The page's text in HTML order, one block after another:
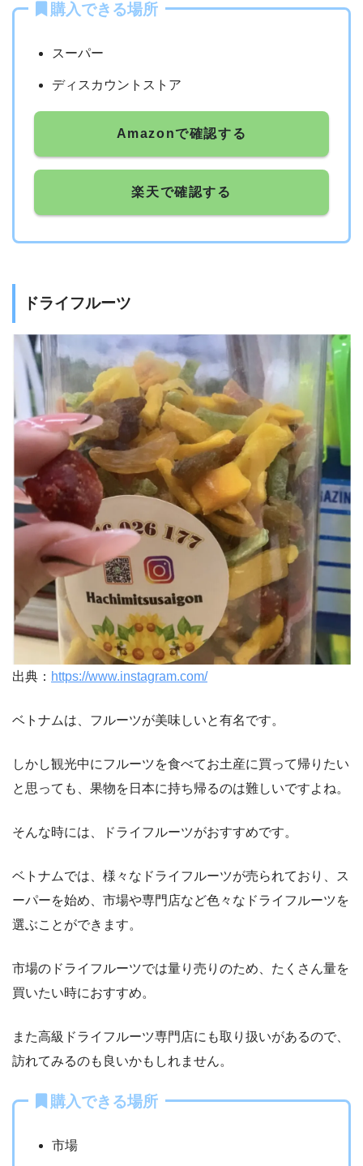
購入できる場所
スーパー
ディスカウントストア
Amazonで確認する
楽天で確認する
ドライフルーツ
出典： https://www.instagram.com/
ベトナムは、フルーツが美味しいと有名です。
しかし観光中にフルーツを食べてお土産に買って帰りたい
と思っても、果物を日本に持ち帰るのは難しいですよね。
そんな時には、ドライフルーツがおすすめです。
ベトナムでは、様々なドライフルーツが売られており、ス
ーパーを始め、市場や専門店など色々なドライフルーツを
選ぶことができます。
市場のドライフルーツでは量り売りのため、たくさん量を
買いたい時におすすめ。
また高級ドライフルーツ専門店にも取り扱いがあるので、
訪れてみるのも良いかもしれません。
購入できる場所
市場